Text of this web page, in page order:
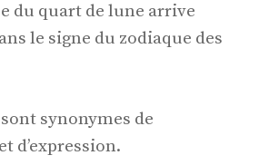
du quart de lune arrive
le signe du zodiaque des
synonymes de
d’expression.